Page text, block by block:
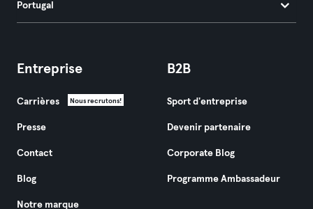
Portugal
Entreprise
Carrières Nous recrutons!
Presse
Contact
Blog
Notre marque
B2B
Sport d'entreprise
Devenir partenaire
Corporate Blog
Programme Ambassadeur